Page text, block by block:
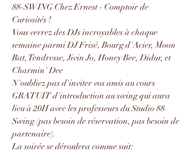
88-SWING Chez Ernest - Comptoir de
Curiosités !
Vous verrez des DJs incroyables à chaque
semaine parmi DJ Frisé, Bourg d'Acier, Moon
Rat, Tendresse, Jivin Jo, Honey Bee, Didur, et
Charmin' Dee
N'oubliez pas d'inviter vos amis au cours
GRATUIT d'introduction au swing qui aura
lieu à 20H avec les professeurs du Studio 88
Swing (pas besoin de réservation, pas besoin de
partenaire).
La soirée se déroulera comme suit: